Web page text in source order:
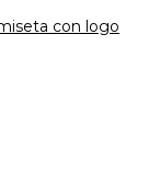
con logo